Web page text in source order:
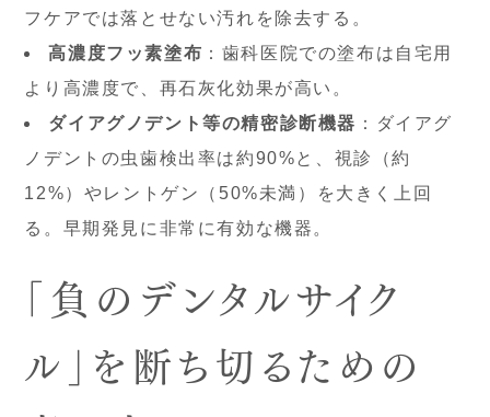
フケアでは落とせない汚れを除去する。
高濃度フッ素塗布 ：歯科医院での塗布は自宅用
より高濃度で、再石灰化効果が高い。
ダイアグノデント等の精密診断機器 ：ダイアグ
ノデントの虫歯検出率は約90%と、視診（約
12%）やレントゲン（50%未満）を大きく上回
る。早期発見に非常に有効な機器。
「負のデンタルサイク
ル」を断ち切るための